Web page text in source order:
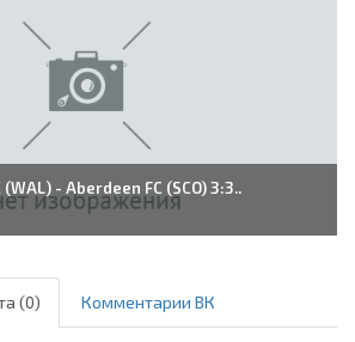
- Aberdeen FC (SCO) 3:3..
(0) Комментарии ВК